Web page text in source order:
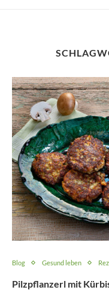
Blog Gesund leben
Pilzpflanzerl mit